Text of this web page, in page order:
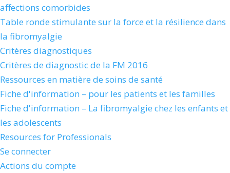
affections comorbides
Table ronde stimulante sur la force et la résilience dans
la fibromyalgie
Critères diagnostiques
Critères de diagnostic de la FM 2016
Ressources en matière de soins de santé
Fiche d'information – pour les patients et les familles
Fiche d'information – La fibromyalgie chez les enfants et
les adolescents
Resources for Professionals
Se connecter
Actions du compte